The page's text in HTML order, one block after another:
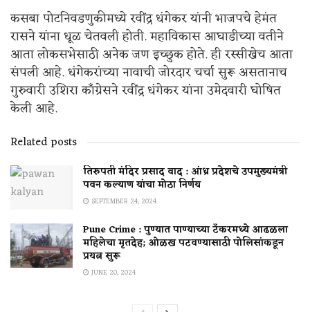
कसबा पोटनिवडणुकीमध्ये रवींद्र धंगेकर यांनी भाजपचे हेमंत
रासने यांना धूळ चेतवली होती. महाविकास आघाडीच्या वतीने
आता लोकसभेसाठी अनेक जण इच्छुक होते. ही रस्सीखेच आता
संपली आहे. धंगेकरांच्या नावाची जोरदार चर्चा सुरू असतानाच
गुरुवारी उशिरा काँग्रेसने रवींद्र धंगेकर यांना उमेदवारी घोषित
केली आहे.
Related posts
तिरुपती मंदिर प्रसाद वाद : आंध्र प्रदेशचे उपमुख्यमंत्री
पवन कल्याण यांचा मोठा निर्णय
SEPTEMBER 24, 2024
Pune Crime : पुण्यात पाण्याच्या टँकरमध्ये आढळला
महिलेचा मृतदेह; ओळख पटवण्यासाठी पोलिसांकडून
प्रयत्न सुरू
JUNE 20, 2024